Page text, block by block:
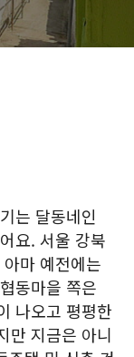
는 달동네인
요. 서울 강북
마 예전에는
동마을 쪽은
나오고 평평한
만 지금은 아니